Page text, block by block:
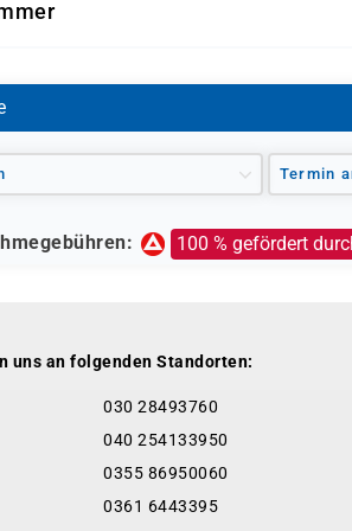
oder vollständig finanziert werden.
(können eine Förderung
durch die Agentur für Arbeit)
Rentenversicherung
Sozialfonds (ESF)
öffentliche oder private
Termin
100 % gefördert
uns an folgenden Standorten:
030 28493760
040 254133950
0355 86950060
0361 6443395